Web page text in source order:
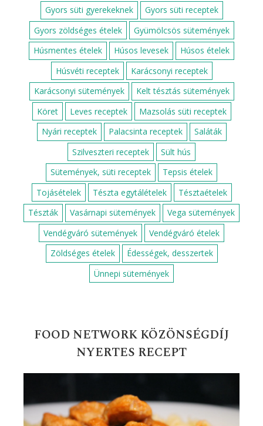
Csokis kalács
Dupla csokis szelet
Zserbó
Bejgli
Paleo brownie
MÁR TÖBB MINT 350 RECEPT!
Alapreceptek
Csirkemell receptek
Darált húsos receptek
Diós sütemények
Egyszerű egytálételek
Egyszerű sütik
Egyszerű zöldséges ételek
Egytálételek
Fahéjas sütik
Gluténmentes édességek
Gyors zöldséges ételek
Gyümölcsös sütemények
Húsmentes ételek
Húsos levesek
Húsos ételek
Húsvéti receptek
Karácsonyi receptek
Karácsonyi sütemények
Kelt tésztás sütemények
Köret
Leves receptek
Mazsolás süti receptek